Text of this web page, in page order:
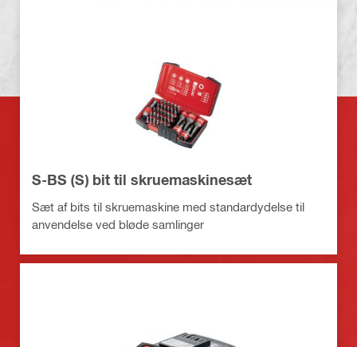
S-BS (S) bit til skruemaskinesæt
Sæt af bits til skruemaskine med standardydelse til
anvendelse ved bløde samlinger